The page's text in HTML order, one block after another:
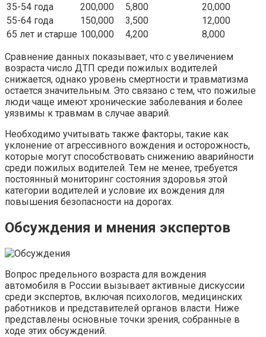
35-54 года
200,000 5,800
20,000
55-64 года
150,000 3,500
12,000
65 лет и старше 100,000 4,200
8,000
Сравнение данных показывает, что с увеличением
возраста число ДТП среди пожилых водителей
снижается, однако уровень смертности и травматизма
остается значительным. Это связано с тем, что пожилые
люди чаще имеют хронические заболевания и более
уязвимы к травмам в случае аварий.
Необходимо учитывать также факторы, такие как
уклонение от агрессивного вождения и осторожность,
которые могут способствовать снижению аварийности
среди пожилых водителей. Тем не менее, требуется
постоянный мониторинг состояния здоровья этой
категории водителей и условие их вождения для
повышения безопасности на дорогах.
Обсуждения и мнения экспертов
Вопрос предельного возраста для вождения
автомобиля в России вызывает активные дискуссии
среди экспертов, включая психологов, медицинских
работников и представителей органов власти. Ниже
представлены основные точки зрения, собранные в
ходе этих обсуждений.